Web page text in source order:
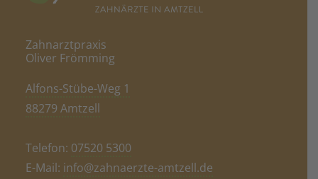
Zahnarztpraxis
Oliver Frömming
Alfons-Stübe-Weg 1
88279 Amtzell
Telefon: 07520 5300
E-Mail: info@zahnaerzte-amtzell.de